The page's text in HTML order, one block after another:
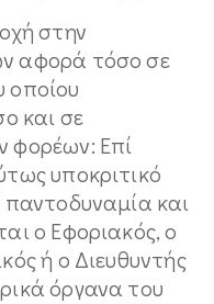
στην
αφορά τόσο σε
οποίου
και σε
φορέων: Επί
υποκριτικό
παντοδυναμία και
ο Εφοριακός, ο
ή ο Διευθυντής
όργανα του